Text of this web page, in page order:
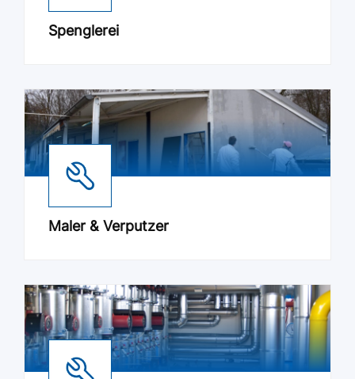
Spenglerei
Maler & Verputzer